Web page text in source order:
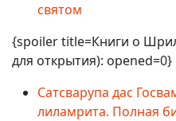
святом
{spoiler title=Книги о
для открытия): opened=0}
Сатсварупа дас
лиламрита. Полная